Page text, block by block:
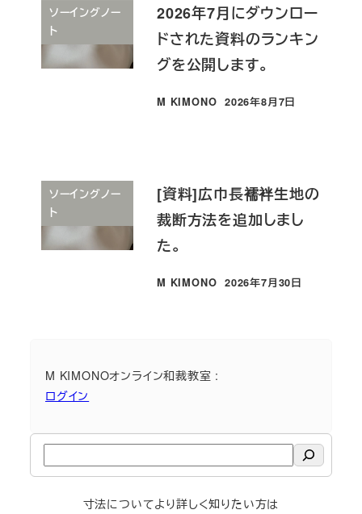
ソーイングノー
ト
2026年7月にダウンロー
ドされた資料のランキン
グを公開します。
M KIMONO
投稿日
2026年8月7日
ソーイングノー
ト
[資料]広巾長襦袢生地の
裁断方法を追加しまし
た。
M KIMONO
投稿日
2026年7月30日
M KIMONOオンライン和裁教室 :
ログイン
検
寸法についてより詳しく知りたい方は